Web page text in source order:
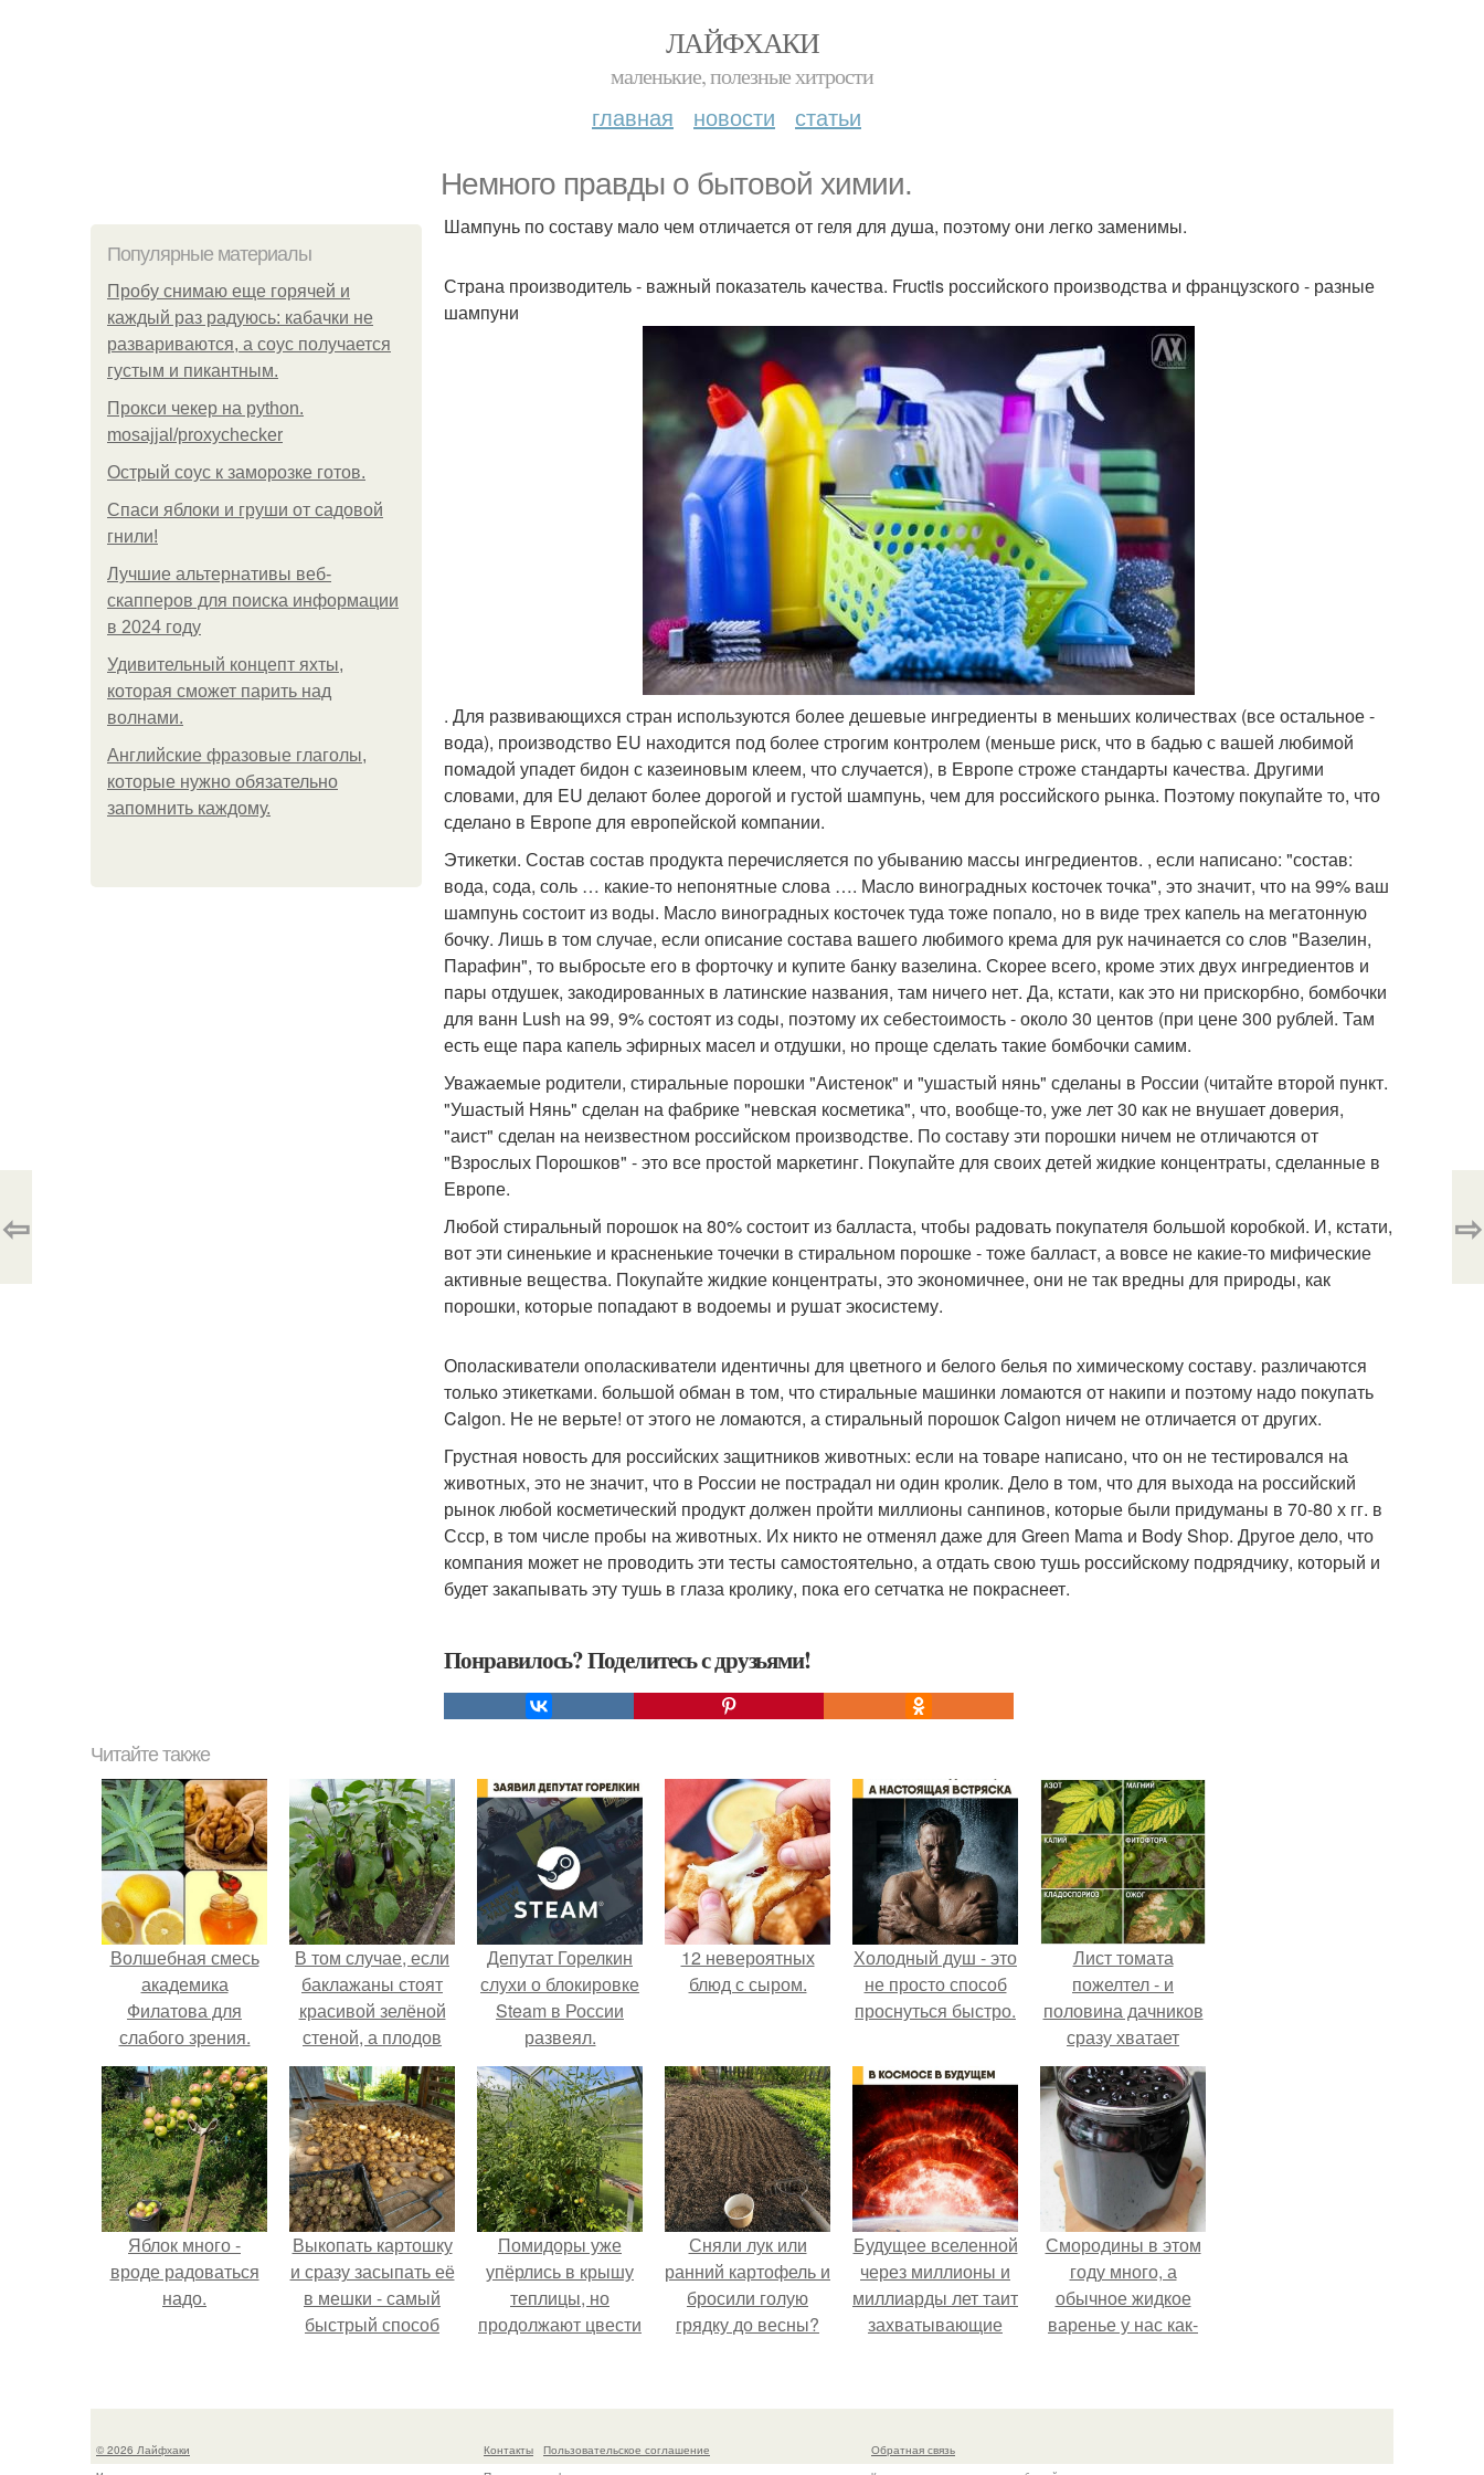
ЛАЙФХАКИ
маленькие, полезные хитрости
главная новости статьи
Немного правды о бытовой химии.
Популярные материалы
Пробу снимаю еще горячей и
каждый раз радуюсь: кабачки не
развариваются, а соус получается
густым и пикантным.
Прокси чекер на python.
mosajjal/proxychecker
Острый соус к заморозке готов.
Спаси яблоки и груши от садовой
гнили!
Лучшие альтернативы веб-
скапперов для поиска информации
в 2024 году
Удивительный концепт яхты,
которая сможет парить над
волнами.
Английские фразовые глаголы,
которые нужно обязательно
запомнить каждому.
Шампунь по составу мало чем отличается от геля для душа, поэтому они легко заменимы.
Страна производитель - важный показатель качества. Fructis российского производства и французского - разные
шампуни
. Для развивающихся стран используются более дешевые ингредиенты в меньших количествах (все остальное -
вода), производство EU находится под более строгим контролем (меньше риск, что в бадью с вашей любимой
помадой упадет бидон с казеиновым клеем, что случается), в Европе строже стандарты качества. Другими
словами, для EU делают более дорогой и густой шампунь, чем для российского рынка. Поэтому покупайте то, что
сделано в Европе для европейской компании.
Этикетки. Состав состав продукта перечисляется по убыванию массы ингредиентов. , если написано: "состав:
вода, сода, соль … какие-то непонятные слова …. Масло виноградных косточек точка", это значит, что на 99% ваш
шампунь состоит из воды. Масло виноградных косточек туда тоже попало, но в виде трех капель на мегатонную
бочку. Лишь в том случае, если описание состава вашего любимого крема для рук начинается со слов "Вазелин,
Парафин", то выбросьте его в форточку и купите банку вазелина. Скорее всего, кроме этих двух ингредиентов и
пары отдушек, закодированных в латинские названия, там ничего нет. Да, кстати, как это ни прискорбно, бомбочки
для ванн Lush на 99, 9% состоят из соды, поэтому их себестоимость - около 30 центов (при цене 300 рублей. Там
есть еще пара капель эфирных масел и отдушки, но проще сделать такие бомбочки самим.
Уважаемые родители, стиральные порошки "Аистенок" и "ушастый нянь" сделаны в России (читайте второй пункт.
"Ушастый Нянь" сделан на фабрике "невская косметика", что, вообще-то, уже лет 30 как не внушает доверия,
"аист" сделан на неизвестном российском производстве. По составу эти порошки ничем не отличаются от
"Взрослых Порошков" - это все простой маркетинг. Покупайте для своих детей жидкие концентраты, сделанные в
Европе.
Любой стиральный порошок на 80% состоит из балласта, чтобы радовать покупателя большой коробкой. И, кстати,
вот эти синенькие и красненькие точечки в стиральном порошке - тоже балласт, а вовсе не какие-то мифические
активные вещества. Покупайте жидкие концентраты, это экономичнее, они не так вредны для природы, как
порошки, которые попадают в водоемы и рушат экосистему.
Ополаскиватели ополаскиватели идентичны для цветного и белого белья по химическому составу. различаются
только этикетками. большой обман в том, что стиральные машинки ломаются от накипи и поэтому надо покупать
Calgon. Не не верьте! от этого не ломаются, а стиральный порошок Calgon ничем не отличается от других.
Грустная новость для российских защитников животных: если на товаре написано, что он не тестировался на
животных, это не значит, что в России не пострадал ни один кролик. Дело в том, что для выхода на российский
рынок любой косметический продукт должен пройти миллионы санпинов, которые были придуманы в 70-80 х гг. в
Ссср, в том числе пробы на животных. Их никто не отменял даже для Green Mama и Body Shop. Другое дело, что
компания может не проводить эти тесты самостоятельно, а отдать свою тушь российскому подрядчику, который и
будет закапывать эту тушь в глаза кролику, пока его сетчатка не покраснеет.
Понравилось? Поделитесь с друзьями!
⇦ ⇨
Читайте также
Волшебная смесь
академика
Филатова для
слабого зрения.
В том случае, если
баклажаны стоят
красивой зелёной
стеной, а плодов
почти не видно -
радоваться тут
нечему.
Депутат Горелкин
слухи о блокировке
Steam в России
развеял.
12 невероятных
блюд с сыром.
Холодный душ - это
не просто способ
проснуться быстро.
Лист томата
пожелтел - и
половина дачников
сразу хватает
удобрение.
Яблок много -
вроде радоваться
надо.
Выкопать картошку
и сразу засыпать её
в мешки - самый
быстрый способ
порезы и больные
Помидоры уже
упёрлись в крышу
теплицы, но
продолжают цвести
Сняли лук или
ранний картофель и
бросили голую
грядку до весны?
Будущее вселенной
через миллионы и
миллиарды лет таит
захватывающие
Смородины в этом
году много, а
обычное жидкое
варенье у нас как-
© 2026 Лайфхаки Контакты
Пользовательское соглашение
Обратная связь